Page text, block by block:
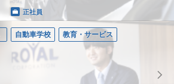
正社員
自動車学校 教育・サービス